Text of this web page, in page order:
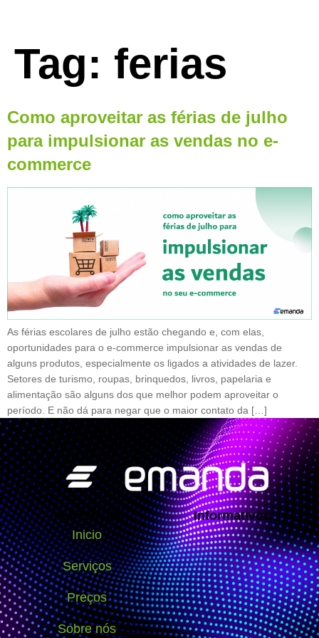
Tag: ferias
Como aproveitar as férias de julho
para impulsionar as vendas no e-
commerce
As férias escolares de julho estão chegando e, com elas,
oportunidades para o e-commerce impulsionar as vendas de
alguns produtos, especialmente os ligados a atividades de lazer.
Setores de turismo, roupas, brinquedos, livros, papelaria e
alimentação são alguns dos que melhor podem aproveitar o
período. E não dá para negar que o maior contato da […]
Navegação
Inicio
Serviços
Preços
Sobre nós
Informativos